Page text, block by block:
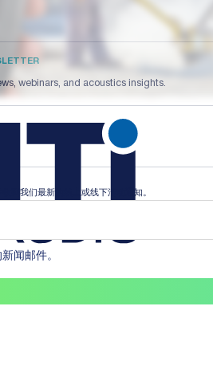
webinars, and acoustics insights.
到我们最新的线上或线下活动通知。
闻邮件。